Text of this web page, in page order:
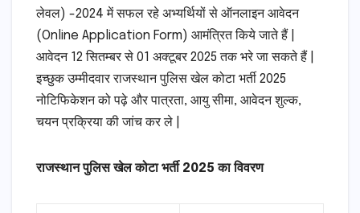
लेवल) -2024 में सफल रहे अभ्यर्थियों से ऑनलाइन आवेदन
(Online Application Form) आमंत्रित किये जाते हैं |
आवेदन 12 सितम्बर से 01 अक्टूबर 2025 तक भरे जा सकते हैं |
इच्छुक उम्मीदवार राजस्थान पुलिस खेल कोटा भर्ती 2025
नोटिफिकेशन को पढ़े और पात्रता, आयु सीमा, आवेदन शुल्क,
चयन प्रक्रिया की जांच कर ले |
राजस्थान पुलिस खेल कोटा भर्ती 2025 का विवरण